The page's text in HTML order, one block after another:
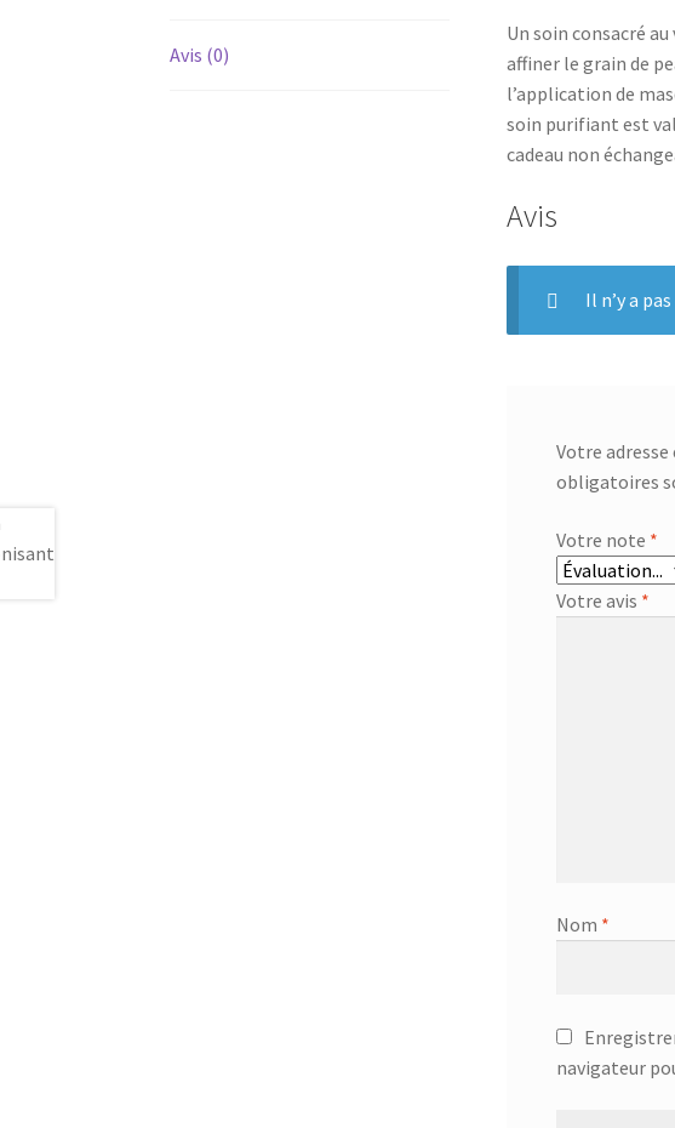
Avis (0)
Un soin consacré
affiner le grain de
l’application de
soin purifiant est
cadeau non
Avis
Il n’y a
Votre
obligatoires
Votre note *
Votre avis *
Nom *
navigateur